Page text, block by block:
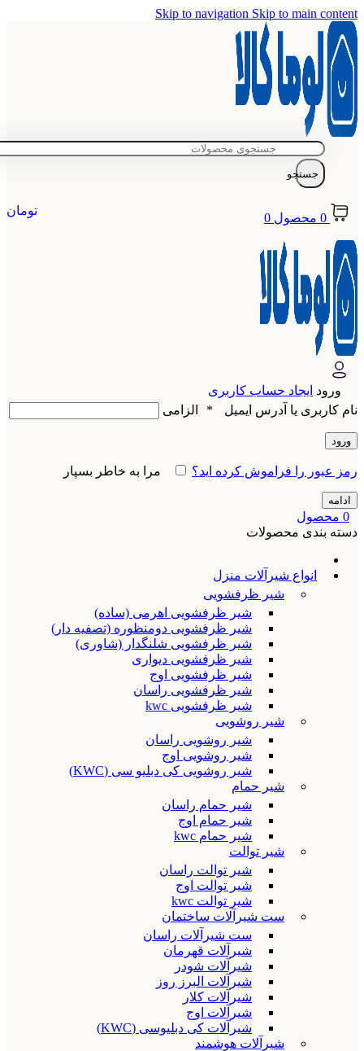
Skip to navigation Skip to main content
جستجو
0 محصول 0
تومان
ورود ایجاد حساب کاربری
نام کاربری یا آدرس ایمیل
* الزامی
ورود
رمز عبور را فراموش کرده اید؟ مرا به خاطر بسپار
ادامه
0 محصول
دسته بندی محصولات
انواع شیرآلات منزل
شیر ظرفشویی
شیر ظرفشویی اهرمی (ساده)
شیر ظرفشویی دومنظوره (تصفیه دار)
شیر ظرفشویی شلنگدار (شاوری)
شیر ظرفشویی دیواری
شیر ظرفشویی اوج
شیر ظرفشویی راسان
شیر ظرفشویی kwc
شیر روشویی
شیر روشویی راسان
شیر روشویی اوج
شیر روشویی کی دبلیو سی (KWC)
شیر حمام
شیر حمام راسان
شیر حمام اوج
شیر حمام kwc
شیر توالت
شیر توالت راسان
شیر توالت اوج
شیر توالت kwc
ست شیرآلات ساختمان
ست شیرآلات راسان
شیرآلات قهرمان
شیرآلات شودر
شیرآلات البرز روز
شیرآلات کلار
شیرآلات اوج
شیرآلات کی دبلیوسی (KWC)
شیرآلات هوشمند